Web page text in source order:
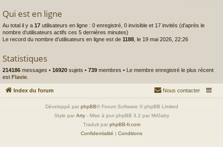
Qui est en ligne
Au total il y a 17 utilisateurs en ligne : 0 enregistré, 0 invisible et 17 invités (d’après le
nombre d’utilisateurs actifs ces 5 dernières minutes)
Le record du nombre d’utilisateurs en ligne est de 1188 , le 19 mai 2026, 22:26
Statistiques
214186 messages • 16920 sujets • 739 membres • Le membre enregistré le plus récent
est Flavie
Index du forum Nous contacter
Développé par phpBB® Forum Software © phpBB Limited
Style par Arty- Mise à jour phpBB 3.2 par MrGaby
Traduit par phpBB-fr.com
Confidentialité | Conditions